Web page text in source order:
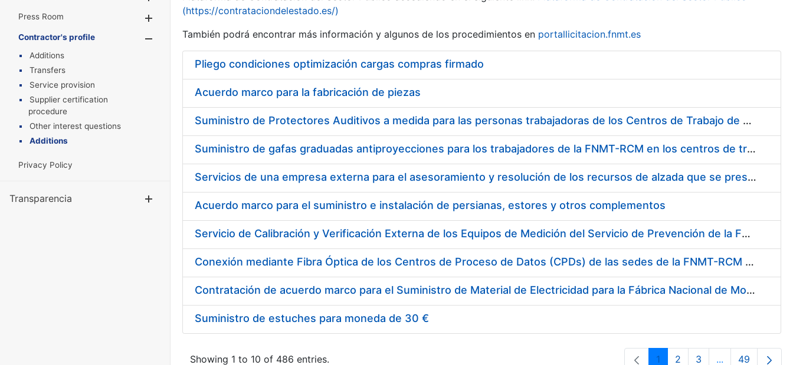
Press Room
Show/Hide
Contractor's profile
Show/Hide
Additions
Transfers
Service provision
Supplier certification
procedure
Other interest questions
Additions
Privacy Policy
Transparencia Show/Hide
(https://contrataciondelestado.es/)
También podrá encontrar más información y algunos de los procedimientos en portallicitacion.fnmt.es
Pliego condiciones optimización cargas compras firmado
Acuerdo marco para la fabricación de piezas
Suministro de Protectores Auditivos a medida para las personas trabajadoras de los Centros de Trabajo de Madrid y Burgos
Suministro de gafas graduadas antiproyecciones para los trabajadores de la FNMT-RCM en los centros de trabajo de Madrid y Burgos
Servicios de una empresa externa para el asesoramiento y resolución de los recursos de alzada que se presentan relacionados con procesos de selección para la FNMT-RCM
Acuerdo marco para el suministro e instalación de persianas, estores y otros complementos
Servicio de Calibración y Verificación Externa de los Equipos de Medición del Servicio de Prevención de la FNMT-RCM
Conexión mediante Fibra Óptica de los Centros de Proceso de Datos (CPDs) de las sedes de la FNMT-RCM de Burgos y Madrid
Contratación de acuerdo marco para el Suministro de Material de Electricidad para la Fábrica Nacional de Moneda y Timbre-Real Casa de la Moneda en su centro de trabajo de Burgos
Suministro de estuches para moneda de 30 €
Showing 1 to 10 of 486 entries. 1 2 3 ... 49